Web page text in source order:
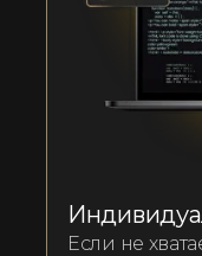
Если не